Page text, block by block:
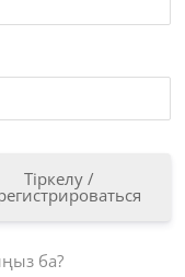
Тіркелу /
ба?